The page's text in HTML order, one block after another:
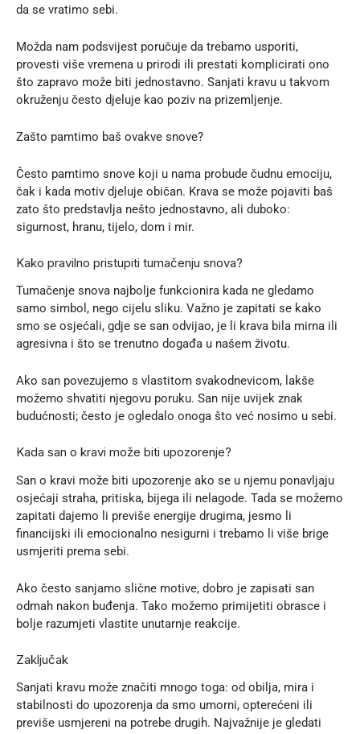
da se vratimo sebi.
Možda nam podsvijest poručuje da trebamo usporiti,
provesti više vremena u prirodi ili prestati komplicirati ono
što zapravo može biti jednostavno. Sanjati kravu u takvom
okruženju često djeluje kao poziv na prizemljenje.
Zašto pamtimo baš ovakve snove?
Često pamtimo snove koji u nama probude čudnu emociju,
čak i kada motiv djeluje običan. Krava se može pojaviti baš
zato što predstavlja nešto jednostavno, ali duboko:
sigurnost, hranu, tijelo, dom i mir.
Kako pravilno pristupiti tumačenju snova?
Tumačenje snova najbolje funkcionira kada ne gledamo
samo simbol, nego cijelu sliku. Važno je zapitati se kako
smo se osjećali, gdje se san odvijao, je li krava bila mirna ili
agresivna i što se trenutno događa u našem životu.
Ako san povezujemo s vlastitom svakodnevicom, lakše
možemo shvatiti njegovu poruku. San nije uvijek znak
budućnosti; često je ogledalo onoga što već nosimo u sebi.
Kada san o kravi može biti upozorenje?
San o kravi može biti upozorenje ako se u njemu ponavljaju
osjećaji straha, pritiska, bijega ili nelagode. Tada se možemo
zapitati dajemo li previše energije drugima, jesmo li
financijski ili emocionalno nesigurni i trebamo li više brige
usmjeriti prema sebi.
Ako često sanjamo slične motive, dobro je zapisati san
odmah nakon buđenja. Tako možemo primijetiti obrasce i
bolje razumjeti vlastite unutarnje reakcije.
Zaključak
Sanjati kravu može značiti mnogo toga: od obilja, mira i
stabilnosti do upozorenja da smo umorni, opterećeni ili
previše usmjereni na potrebe drugih. Najvažnije je gledati